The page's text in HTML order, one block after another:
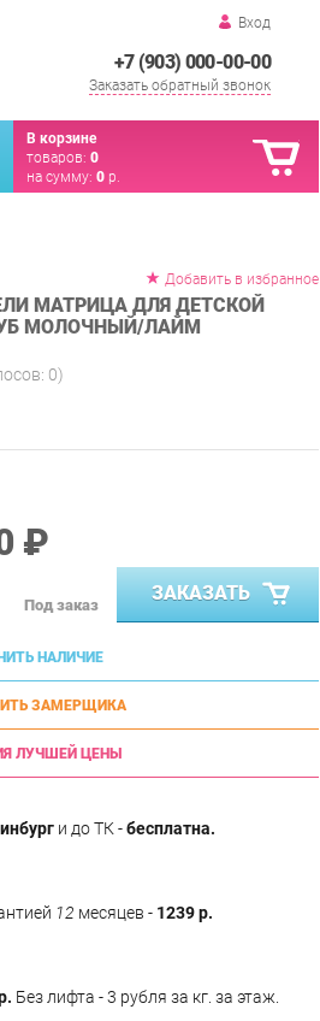
Вход
+7 (903) 000-00-00
Заказать обратный звонок
В корзине
товаров: 0
на сумму: 0 р.
Добавить в избранное
МАТРИЦА ДЛЯ ДЕТСКОЙ
МОЛОЧНЫЙ/ЛАЙМ
0)
₽
Под заказ
ЗАКАЗАТЬ
НАЛИЧИЕ
ЗАМЕРЩИКА
ЛУЧШЕЙ ЦЕНЫ
и до ТК -бесплатна.
12 месяцев - 1239 р.
Без лифта - 3 рубля за кг. за этаж.